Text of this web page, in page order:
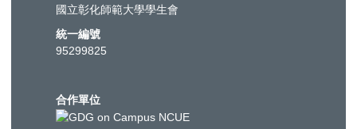
國立彰化師範大學學生會
統一編號
95299825
合作單位